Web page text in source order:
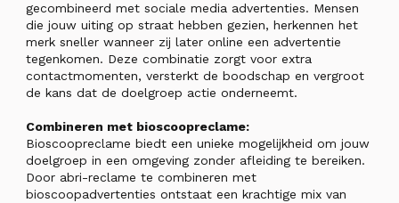
gecombineerd met sociale media advertenties. Mensen
die jouw uiting op straat hebben gezien, herkennen het
merk sneller wanneer zij later online een advertentie
tegenkomen. Deze combinatie zorgt voor extra
contactmomenten, versterkt de boodschap en vergroot
de kans dat de doelgroep actie onderneemt.
Combineren met bioscoopreclame:
Bioscoopreclame biedt een unieke mogelijkheid om jouw
doelgroep in een omgeving zonder afleiding te bereiken.
Door abri-reclame te combineren met
bioscoopadvertenties ontstaat een krachtige mix van